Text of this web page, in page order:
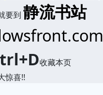
要到 静流书站
收藏本页
惊喜!!